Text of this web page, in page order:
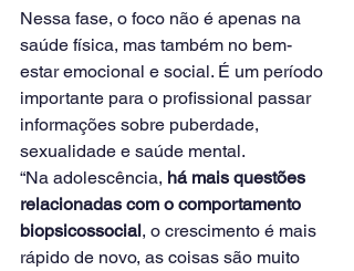
Nessa fase, o foco não é apenas na
saúde física, mas também no bem-
estar emocional e social. É um período
importante para o profissional passar
informações sobre puberdade,
sexualidade e saúde mental.
“Na adolescência, há mais questões
relacionadas com o comportamento
biopsicossocial, o crescimento é mais
rápido de novo, as coisas são muito